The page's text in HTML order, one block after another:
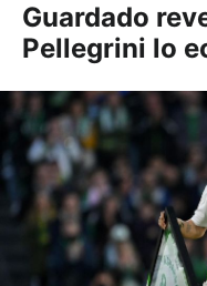
Guardado
Pellegrini lo